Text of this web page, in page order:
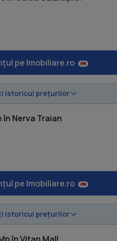
pe Imobiliare.ro
istoricul prețurilor
Nerva Traian
pe Imobiliare.ro
istoricul prețurilor